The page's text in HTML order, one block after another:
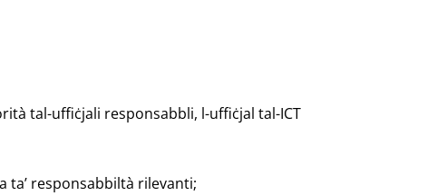
tal-uffiċjali responsabbli, l-uffiċjal tal-ICT
ta’ responsabbiltà rilevanti;